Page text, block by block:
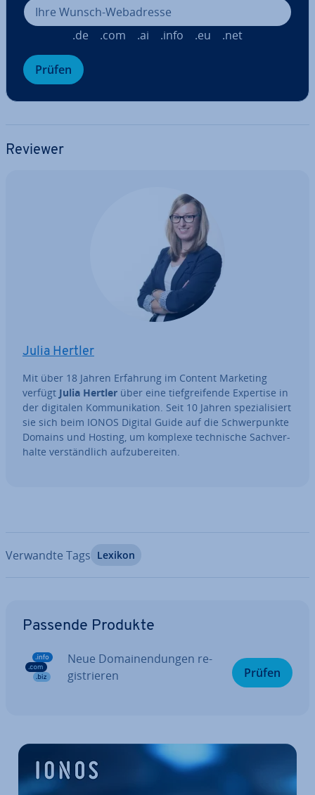
.de .com .ai .info .eu .net
Prüfen
Reviewer
Julia Hertler
Mit über 18 Jahren Erfahrung im Content Marketing
verfügt Julia Hertler über eine tief­grei­fen­de Expertise in
der digitalen Kom­mu­ni­ka­ti­on. Seit 10 Jahren spe­zia­li­siert
sie sich beim IONOS Digital Guide auf die Schwer­punk­te
Domains und Hosting, um komplexe tech­ni­sche Sach­ver­
hal­te ver­ständ­lich auf­zu­be­rei­ten.
Verwandte Tags Lexikon
Passende Produkte
Neue Do­main­endun­gen re­
gis­trie­ren
Prüfen